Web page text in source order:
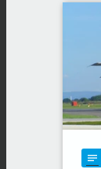
notes